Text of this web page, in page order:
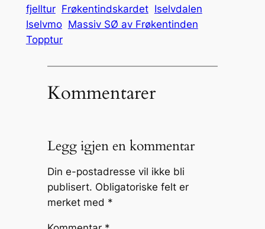
fjelltur Frøkentindskardet Iselvdalen
Iselvmo Massiv SØ av Frøkentinden
Topptur
Kommentarer
Legg igjen en kommentar
Din e-postadresse vil ikke bli
publisert. Obligatoriske felt er
merket med *